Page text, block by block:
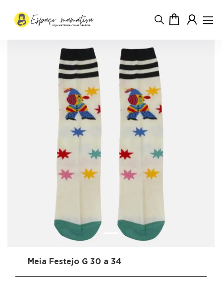
Meia Festejo G 30 a 34